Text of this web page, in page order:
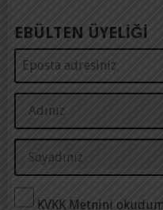
EBÜLTEN ÜYELİĞİ
KVKK Metnini